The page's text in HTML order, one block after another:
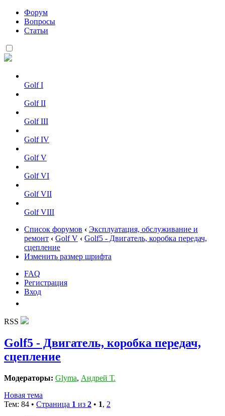
Форум
Вопросы
Статьи
Golf I
Golf II
Golf III
Golf IV
Golf V
Golf VI
Golf VII
Golf VIII
Список форумов ‹ Эксплуатация, обслуживание и
ремонт ‹ Golf V ‹ Golf5 - Двигатель, коробка передач,
сцепление
Изменить размер шрифта
FAQ
Регистрация
Вход
RSS
Golf5 - Двигатель, коробка передач,
сцепление
Модераторы: Glyma, Андрей Т.
Новая тема
Тем: 84 • Страница 1 из 2 • 1, 2